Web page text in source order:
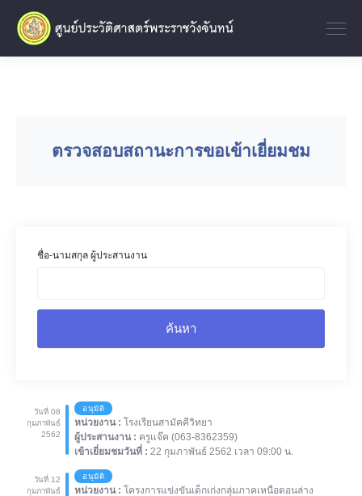
ตรวจสอบสถานะการขอเข้าเยี่ยมชม
ชื่อ-นามสกุล ผู้ประสานงาน
ค้นหา
วันที่ 08
กุมภาพันธ์
2562
อนุมัติ
หน่วยงาน : โรงเรียนสามัคคีวิทยา
ผู้ประสานงาน : ครูแจ๊ค (063-8362359)
เข้าเยี่ยมชมวันที่ : 22 กุมภาพันธ์ 2562 เวลา 09:00 น.
วันที่ 12
กุมภาพันธ์
อนุมัติ
หน่วยงาน : โครงการแข่งขันเด็กเก่งกลุ่มภาคเหนือตอนล่าง